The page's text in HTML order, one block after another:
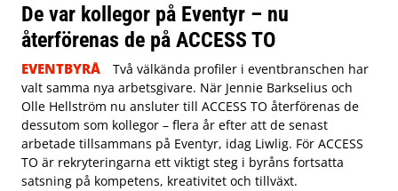
De var kollegor på Eventyr – nu
återförenas de på ACCESS TO
EVENTBYRÅ
Två välkända profiler i eventbranschen har
valt samma nya arbetsgivare. När Jennie Barkselius och
Olle Hellström nu ansluter till ACCESS TO återförenas de
dessutom som kollegor – flera år efter att de senast
arbetade tillsammans på Eventyr, idag Liwlig. För ACCESS
TO är rekryteringarna ett viktigt steg i byråns fortsatta
satsning på kompetens, kreativitet och tillväxt.